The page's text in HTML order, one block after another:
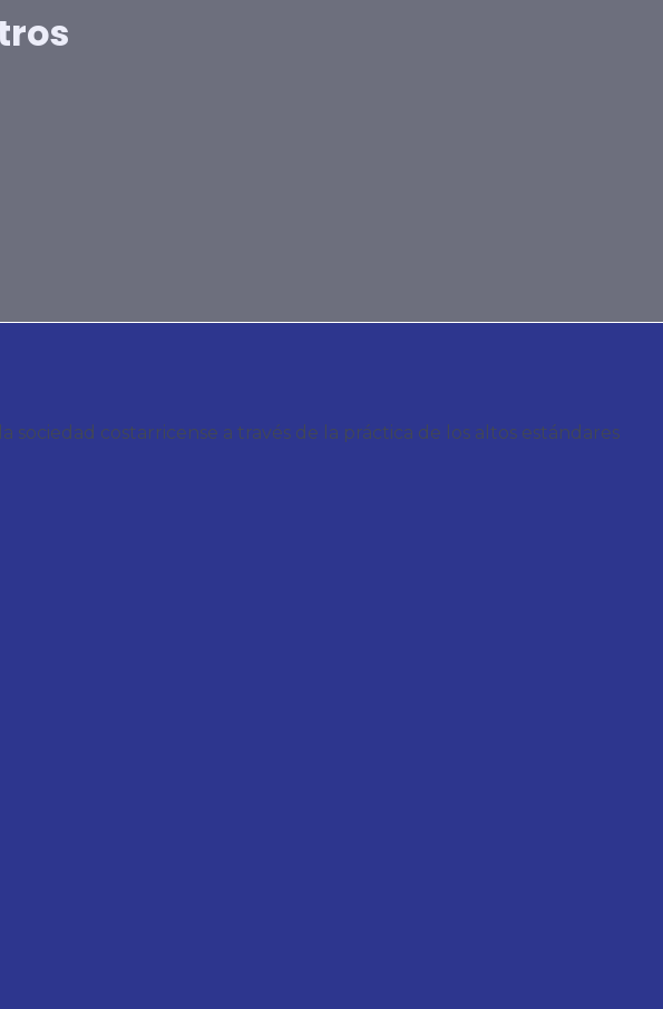
costarricense a través de la práctica de los altos estándares